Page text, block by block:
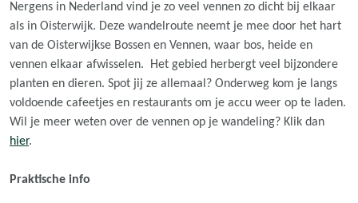
e
z
e
p
a
g
i
n
o
e
z
e
p
a
g
i
o
e
z
e
p
a
g
i
o
e
z
e
p
a
g
i
Nergens in Nederland vind je zo veel vennen zo dicht bij elkaar
als in Oisterwijk. Deze wandelroute neemt je mee door het hart
van de Oisterwijkse Bossen en Vennen, waar bos, heide en
vennen elkaar afwisselen. Het gebied herbergt veel bijzondere
planten en dieren. Spot jij ze allemaal? Onderweg kom je langs
voldoende cafeetjes en restaurants om je accu weer op te laden.
Wil je meer weten over de vennen op je wandeling? Klik dan
hier.
Praktische info